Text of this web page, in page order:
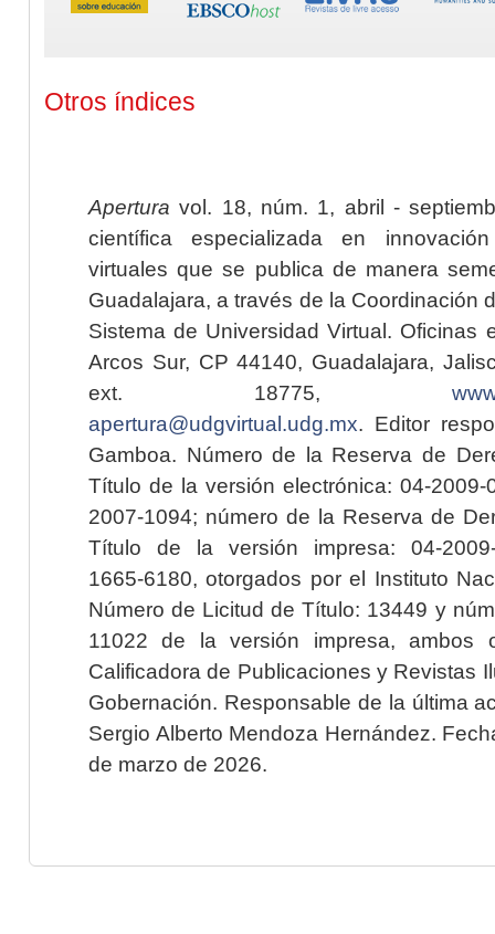
Otros índices
Apertura vol. 18, núm. 1, abril -
científica especializada en
virtuales que se publica de manera
Guadalajara, a través de la Coordinación
Sistema de Universidad Virtual. Oficinas
Arcos Sur, CP 44140, Guadalajara,
ext. 18775,
apertura@udgvirtual.udg.mx. Editor
Gamboa. Número de la Reserva de
Título de la versión electrónica: 04-2009-
2007-1094; número de la Reserva de
Título de la versión impresa: 04-2009-
1665-6180, otorgados por el Instituto
Número de Licitud de Título: 13449 y
11022 de la versión impresa, ambos
Calificadora de Publicaciones y Revistas
Gobernación. Responsable de la última
Sergio Alberto Mendoza Hernández.
de marzo de 2026.